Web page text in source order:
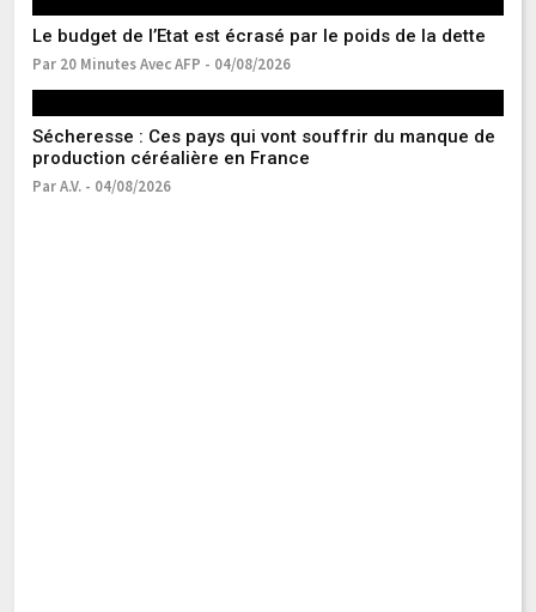
Le budget de l’Etat est écrasé par le poids de la dette
Par 20 Minutes Avec AFP - 04/08/2026
Sécheresse : Ces pays qui vont souffrir du manque de
production céréalière en France
Par A.V. - 04/08/2026